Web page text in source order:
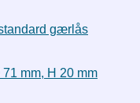
gærlås
mm, H 20 mm